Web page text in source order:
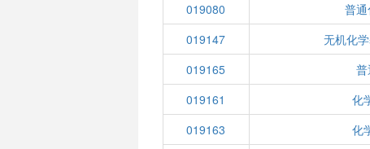
019080
普
019147
无机化
019165
019161
化
019163
化